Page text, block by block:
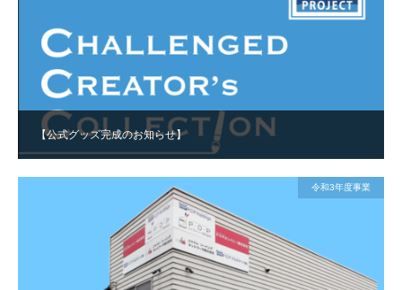
【公式グッズ完成のお知らせ】
令和3年度事業